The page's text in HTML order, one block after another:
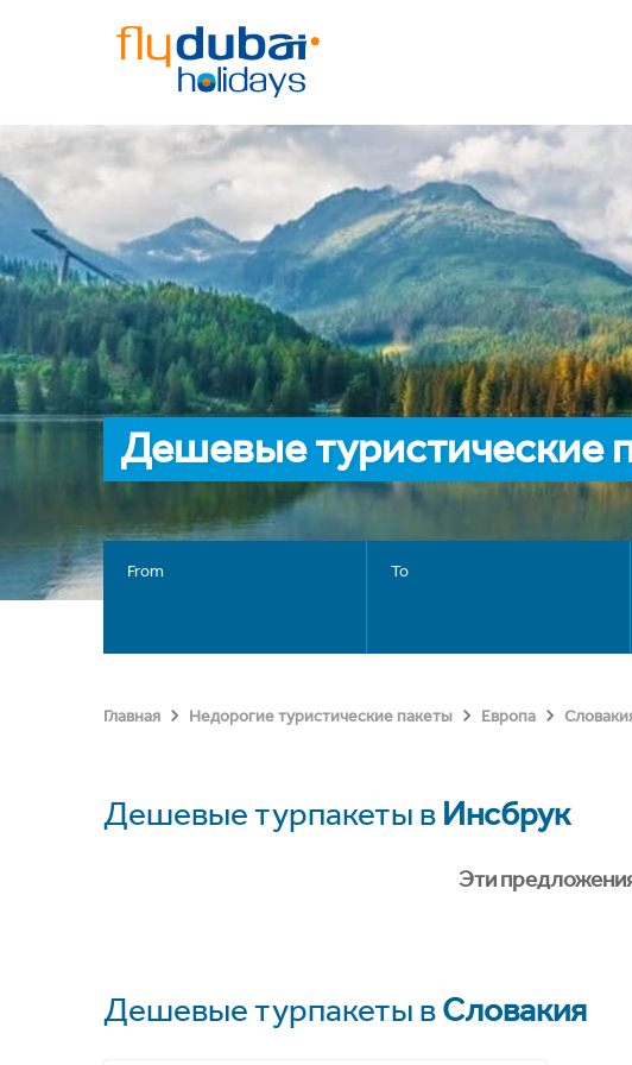
Дешевые туристические
From To
Главная Недорогие туристические пакеты Европа
Дешевые турпакеты в Инсбрук
Эти
Дешевые турпакеты вСловакия